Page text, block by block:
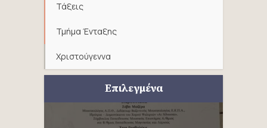
Τάξεις
Τμήμα Ένταξης
Χριστούγεννα
Επιλεγμένα